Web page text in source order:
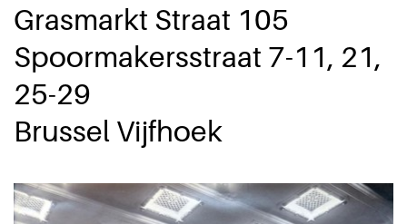
Grasmarkt Straat 105
Spoormakersstraat 7-11, 21,
25-29
Brussel Vijfhoek